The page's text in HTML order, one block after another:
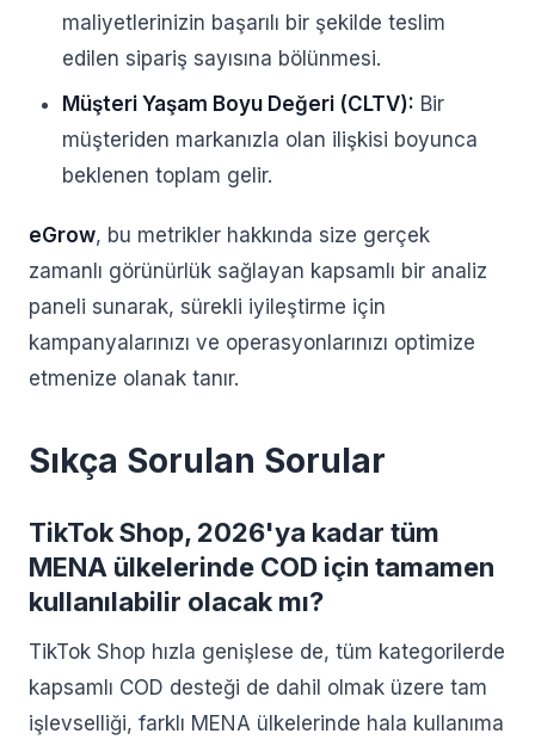
maliyetlerinizin başarılı bir şekilde teslim
edilen sipariş sayısına bölünmesi.
Müşteri Yaşam Boyu Değeri (CLTV): Bir
müşteriden markanızla olan ilişkisi boyunca
beklenen toplam gelir.
eGrow, bu metrikler hakkında size gerçek
zamanlı görünürlük sağlayan kapsamlı bir analiz
paneli sunarak, sürekli iyileştirme için
kampanyalarınızı ve operasyonlarınızı optimize
etmenize olanak tanır.
Sıkça Sorulan Sorular
TikTok Shop, 2026'ya kadar tüm
MENA ülkelerinde COD için tamamen
kullanılabilir olacak mı?
TikTok Shop hızla genişlese de, tüm kategorilerde
kapsamlı COD desteği de dahil olmak üzere tam
işlevselliği, farklı MENA ülkelerinde hala kullanıma